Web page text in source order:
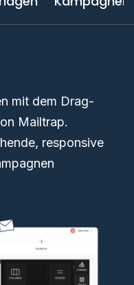
mit dem Drag-
Mailtrap.
responsive